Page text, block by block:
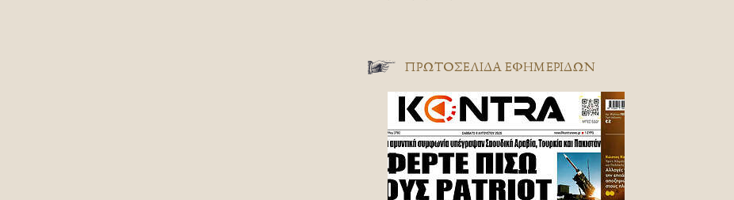
ΠΡΩΤΟΣΈΛΙΔΑ ΕΦΗΜΕΡΊΔΩΝ